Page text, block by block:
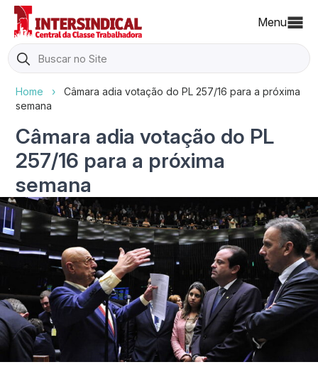
Menu
Search
for:
Home ›
Câmara adia votação do PL 257/16 para a próxima
semana
Câmara adia votação do PL
257/16 para a próxima
semana